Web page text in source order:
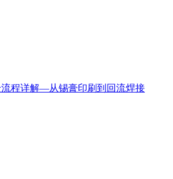
流程详解—从锡膏印刷到回流焊接